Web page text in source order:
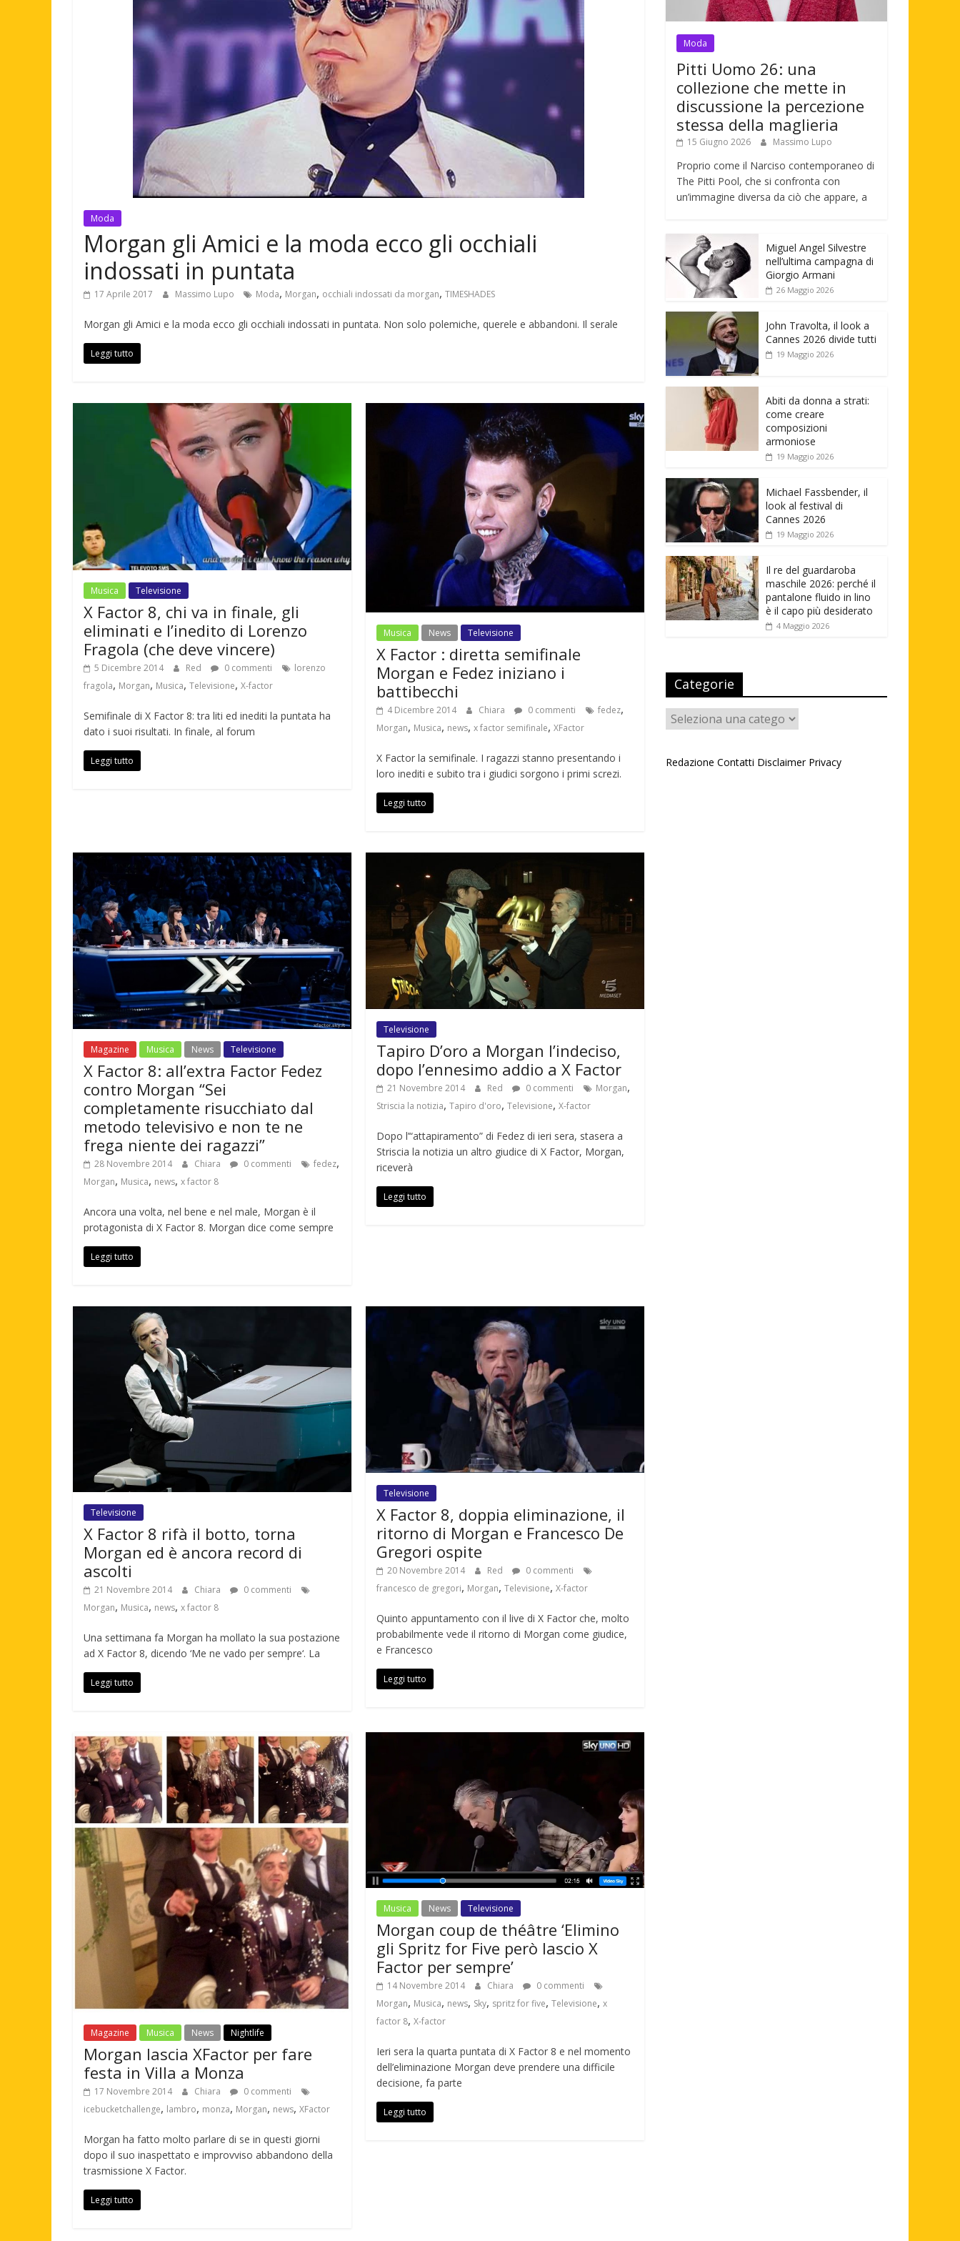
Moda
Morgan gli Amici e la moda ecco gli occhiali
indossati in puntata
17 Aprile 2017 Massimo Lupo Moda, Morgan, occhiali indossati da morgan, TIMESHADES
Morgan gli Amici e la moda ecco gli occhiali indossati in puntata. Non solo polemiche, querele e abbandoni. Il serale
Leggi tutto
Musica Televisione
X Factor 8, chi va in finale, gli
eliminati e l’inedito di Lorenzo
Fragola (che deve vincere)
5 Dicembre 2014 Red 0 commenti
lorenzo
fragola, Morgan, Musica, Televisione, X-factor
Semifinale di X Factor 8: tra liti ed inediti la puntata ha
dato i suoi risultati. In finale, al forum
Leggi tutto
Musica News Televisione
X Factor : diretta semifinale
Morgan e Fedez iniziano i
battibecchi
4 Dicembre 2014 Chiara 0 commenti fedez,
Morgan, Musica, news,x factor semifinale,XFactor
X Factor la semifinale. I ragazzi stanno presentando i
loro inediti e subito tra i giudici sorgono i primi screzi.
Leggi tutto
Magazine Musica News Televisione
X Factor 8: all’extra Factor Fedez
contro Morgan “Sei
completamente risucchiato dal
metodo televisivo e non te ne
frega niente dei ragazzi”
28 Novembre 2014 Chiara 0 commenti fedez,
Morgan, Musica, news, x factor 8
Ancora una volta, nel bene e nel male, Morgan è il
protagonista di X Factor 8. Morgan dice come sempre
Leggi tutto
Televisione
Tapiro D’oro a Morgan l’indeciso,
dopo l’ennesimo addio a X Factor
21 Novembre 2014 Red 0 commenti Morgan,
Striscia la notizia,Tapiro d'oro,Televisione,X-factor
Dopo l’“attapiramento” di Fedez di ieri sera, stasera a
Striscia la notizia un altro giudice di X Factor, Morgan,
riceverà
Leggi tutto
Televisione
X Factor 8 rifà il botto, torna
Morgan ed è ancora record di
ascolti
21 Novembre 2014 Chiara
0 commenti
Morgan, Musica, news, x factor 8
Una settimana fa Morgan ha mollato la sua postazione
ad X Factor 8, dicendo ‘Me ne vado per sempre‘. La
Leggi tutto
Televisione
X Factor 8, doppia eliminazione, il
ritorno di Morgan e Francesco De
Gregori ospite
20 Novembre 2014 Red
0 commenti
francesco de gregori, Morgan,Televisione,X-factor
Quinto appuntamento con il live di X Factor che, molto
probabilmente vede il ritorno di Morgan come giudice,
e Francesco
Leggi tutto
Magazine Musica News Nightlife
Morgan lascia XFactor per fare
festa in Villa a Monza
17 Novembre 2014 Chiara
0 commenti
icebucketchallenge, lambro, monza, Morgan, news, XFactor
Morgan ha fatto molto parlare di se in questi giorni
dopo il suo inaspettato e improvviso abbandono della
trasmissione X Factor.
Leggi tutto
Musica News Televisione
Morgan coup de théâtre ‘Elimino
gli Spritz for Five però lascio X
Factor per sempre’
14 Novembre 2014 Chiara
0 commenti
Morgan, Musica, news, Sky, spritz for five,Televisione,x
factor 8,X-factor
Ieri sera la quarta puntata di X Factor 8 e nel momento
dell’eliminazione Morgan deve prendere una difficile
decisione, fa parte
Leggi tutto
Moda
Pitti Uomo 26: una
collezione che mette in
discussione la percezione
stessa della maglieria
15 Giugno 2026 Massimo Lupo
Proprio come il Narciso contemporaneo di
The Pitti Pool, che si confronta con
un’immagine diversa da ciò che appare, a
Miguel Angel Silvestre
nell’ultima campagna di
Giorgio Armani
26 Maggio 2026
John Travolta, il look a
Cannes 2026 divide tutti
19 Maggio 2026
Abiti da donna a strati:
come creare
composizioni
armoniose
19 Maggio 2026
Michael Fassbender, il
look al festival di
Cannes 2026
19 Maggio 2026
Il re del guardaroba
maschile 2026: perché il
pantalone fluido in lino
è il capo più desiderato
4 Maggio 2026
Categorie
Categorie
Redazione Contatti Disclaimer Privacy